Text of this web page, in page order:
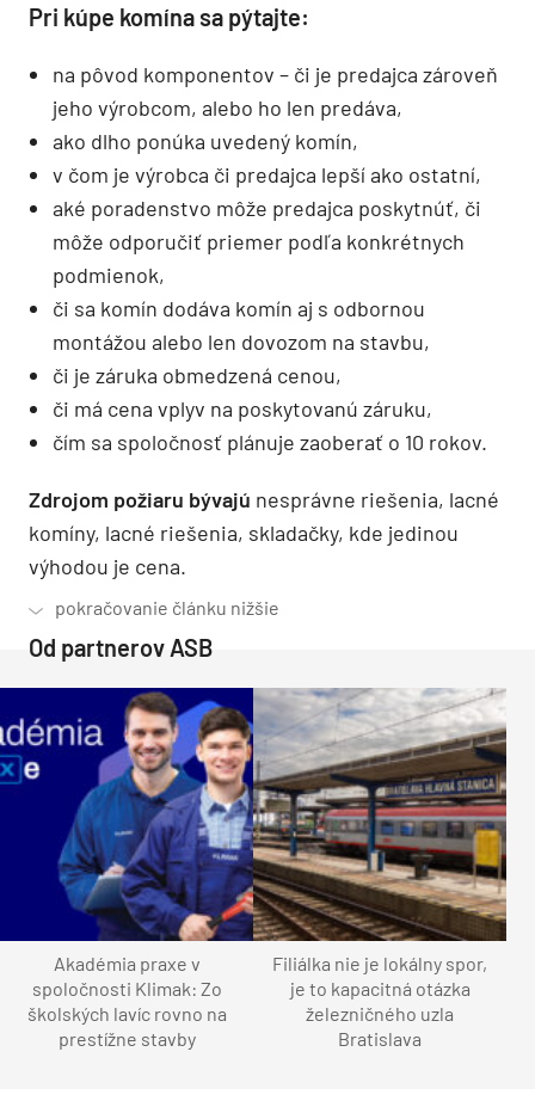
Pri kúpe komína sa pýtajte:
na pôvod komponentov – či je predajca zároveň
jeho výrobcom, alebo ho len predáva,
ako dlho ponúka uvedený komín,
v čom je výrobca či predajca lepší ako ostatní,
aké poradenstvo môže predajca poskytnúť, či
môže odporučiť priemer podľa konkrétnych
podmienok,
či sa komín dodáva komín aj s odbornou
montážou alebo len dovozom na stavbu,
či je záruka obmedzená cenou,
či má cena vplyv na poskytovanú záruku,
čím sa spoločnosť plánuje zaoberať o 10 rokov.
Zdrojom požiaru bývajú nesprávne riešenia, lacné
komíny, lacné riešenia, skladačky, kde jedinou
výhodou je cena.
Od partnerov ASB
Akadémia praxe v
spoločnosti Klimak: Zo
školských lavíc rovno na
prestížne stavby
Filiálka nie je lokálny spor,
je to kapacitná otázka
železničného uzla
Bratislava